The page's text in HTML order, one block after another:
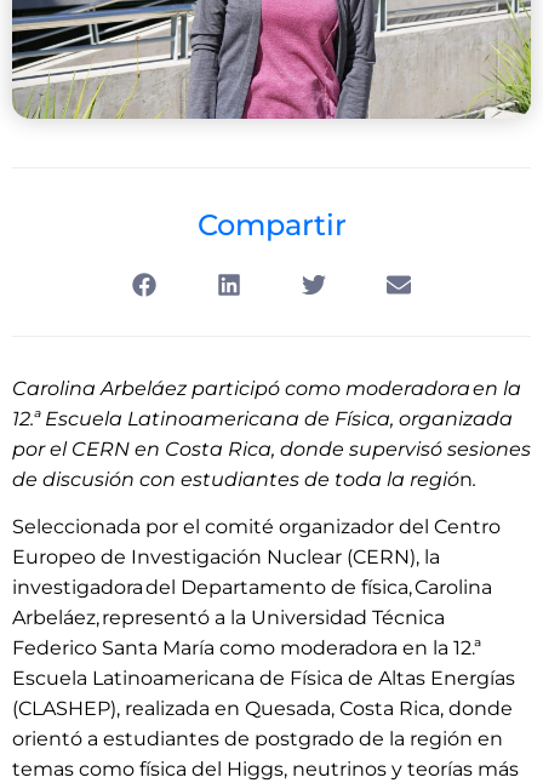
Compartir
Carolina Arbeláez participó como moderadora en la
12.ª Escuela Latinoamericana de Física, organizada
por el CERN en Costa Rica, donde supervisó sesiones
de discusión con estudiantes de toda la región.
Seleccionada por el comité organizador del Centro
Europeo de Investigación Nuclear (CERN), la
investigadora del Departamento de física, Carolina
Arbeláez, representó a la Universidad Técnica
Federico Santa María como moderadora en la 12.ª
Escuela Latinoamericana de Física de Altas Energías
(CLASHEP), realizada en Quesada, Costa Rica, donde
orientó a estudiantes de postgrado de la región en
temas como física del Higgs, neutrinos y teorías más